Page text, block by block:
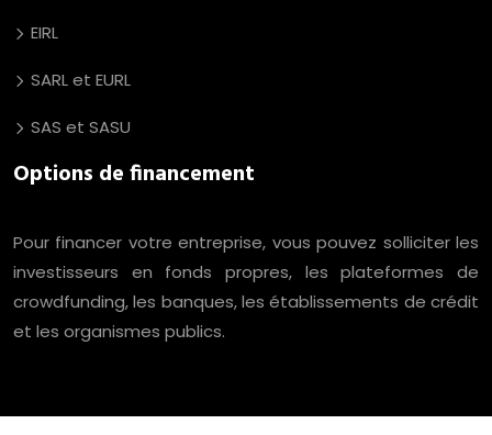
EIRL
SARL et EURL
SAS et SASU
Options de financement
Pour financer votre entreprise, vous pouvez solliciter les
investisseurs en fonds propres, les plateformes de
crowdfunding, les banques, les établissements de crédit
et les organismes publics.